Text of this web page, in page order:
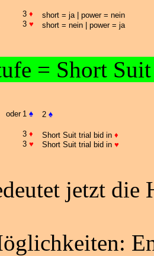
3 ♦ short = ja| power = nein
3 ♥ short = nein | power = ja
= Short
oder 1 ♠ 2 ♠
3 ♦ Short Suit trial bid in ♦
3 ♥ Short Suit trial bid in ♥
jetzt die